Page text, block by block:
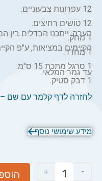
12 עפרונות צבעוניים.
12 טושים רחיצים.
1 מחק.
1 מחדד.
1 סרגל מתכת 15 ס"מ.
1 דבק סטיק.
הערה: ייתכנו הבדלים בין
הקיימים במציאות, ע"פ
עד גמר המלאי.
לחזרה לדף קלמר עם שם –
מידע שימושי נוסף
-
+